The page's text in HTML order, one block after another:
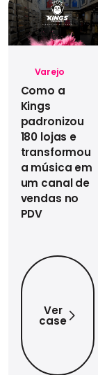
Varejo
Como a
Kings
padronizou
180 lojas e
transformou
a música em
um canal de
vendas no
PDV
Ver case
Ver
case